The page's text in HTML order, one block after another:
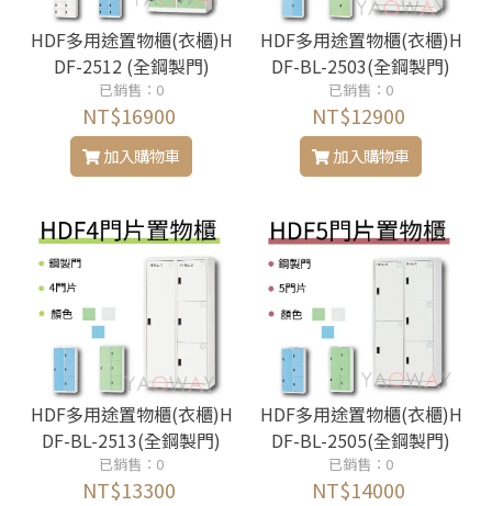
HDF多用途置物櫃(衣櫃)H
DF-2512 (全鋼製門)
已銷售：0
NT$16900
加入購物車
HDF多用途置物櫃(衣櫃)H
DF-BL-2503(全鋼製門)
已銷售：0
NT$12900
加入購物車
HDF多用途置物櫃(衣櫃)H
DF-BL-2513(全鋼製門)
已銷售：0
NT$13300
HDF多用途置物櫃(衣櫃)H
DF-BL-2505(全鋼製門)
已銷售：0
NT$14000